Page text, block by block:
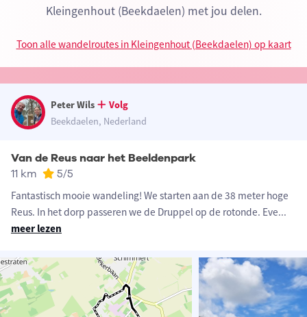
Kleingenhout (Beekdaelen) met jou delen.
Toon alle wandelroutes in Kleingenhout (Beekdaelen) op kaart
Peter Wils
Volg
Beekdaelen, Nederland
Van de Reus naar het Beeldenpark
11 km 5/5
Fantastisch mooie wandeling! We starten aan de 38 meter hoge
Reus. In het dorp passeren we de Druppel op de rotonde. Eve...
meer lezen